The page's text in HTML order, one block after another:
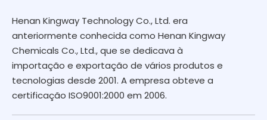
Henan Kingway Technology Co., Ltd. era
anteriormente conhecida como Henan Kingway
Chemicals Co., Ltd., que se dedicava à
importação e exportação de vários produtos e
tecnologias desde 2001. A empresa obteve a
certificação ISO9001:2000 em 2006.